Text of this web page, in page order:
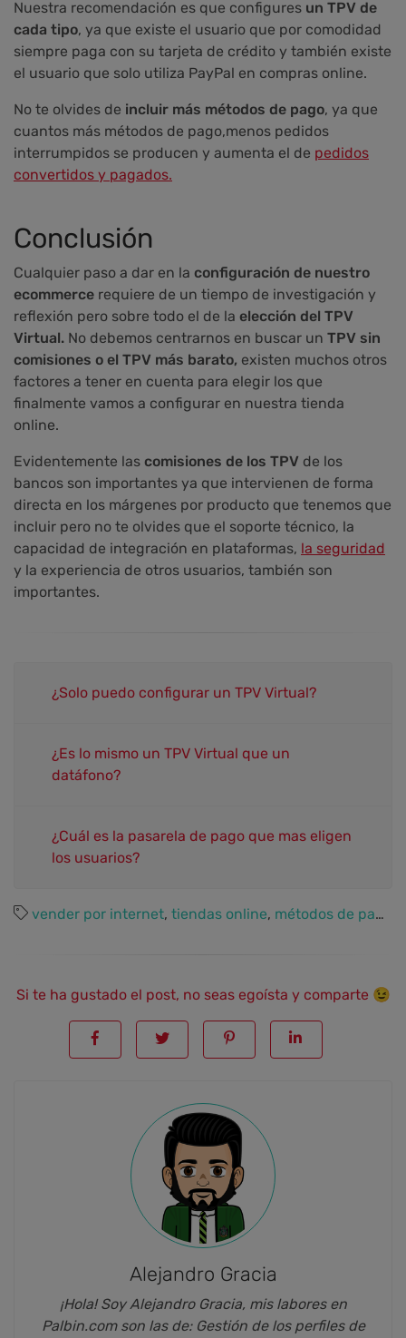
Nuestra recomendación es que configures un TPV de
cada tipo, ya que existe el usuario que por comodidad
siempre paga con su tarjeta de crédito y también existe
el usuario que solo utiliza PayPal en compras online.
No te olvides de incluir más métodos de pago, ya que
cuantos más métodos de pago,menos pedidos
interrumpidos se producen y aumenta el de pedidos
convertidos y pagados.
Conclusión
Cualquier paso a dar en la configuración de nuestro
ecommerce requiere de un tiempo de investigación y
reflexión pero sobre todo el de la elección del TPV
Virtual. No debemos centrarnos en buscar un TPV sin
comisiones o el TPV más barato, existen muchos otros
factores a tener en cuenta para elegir los que
finalmente vamos a configurar en nuestra tienda
online.
Evidentemente las comisiones de los TPV de los
bancos son importantes ya que intervienen de forma
directa en los márgenes por producto que tenemos que
incluir pero no te olvides que el soporte técnico, la
capacidad de integración en plataformas, la seguridad
y la experiencia de otros usuarios, también son
importantes.
¿Solo puedo configurar un TPV Virtual?
¿Es lo mismo un TPV Virtual que un
datáfono?
¿Cuál es la pasarela de pago que mas eligen
los usuarios?
vender por internet, tiendas online, métodos de pago
Si te ha gustado el post, no seas egoísta y comparte 😉
Alejandro Gracia
¡Hola! Soy Alejandro Gracia, mis labores en
Palbin.com son las de: Gestión de los perfiles de